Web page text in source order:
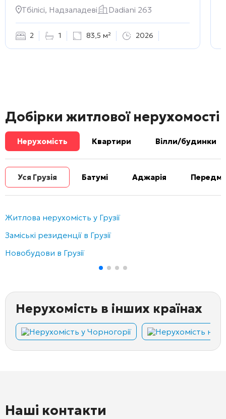
Тбілісі, Надзаладеві Dadiani 263
2 1 83,5 м² 2026
Добірки житлової нерухомості
Нерухомість Квартири Вілли/будинки
Уся Грузія Батумі Аджарія
Житлова нерухомість у Грузії
Заміські резиденції в Грузії
Новобудови в Грузії
Нерухомість в інших країнах
Нерухомість у Чорногорії Нерухомість на
Наші контакти